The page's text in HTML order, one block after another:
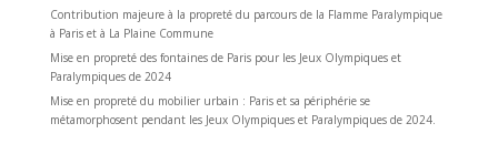
Contribution majeure à la propreté du parcours de la Flamme Paralympique
à Paris et à La Plaine Commune
Mise en propreté des fontaines de Paris pour les Jeux Olympiques et
Paralympiques de 2024
Mise en propreté du mobilier urbain : Paris et sa périphérie se
métamorphosent pendant les Jeux Olympiques et Paralympiques de 2024.